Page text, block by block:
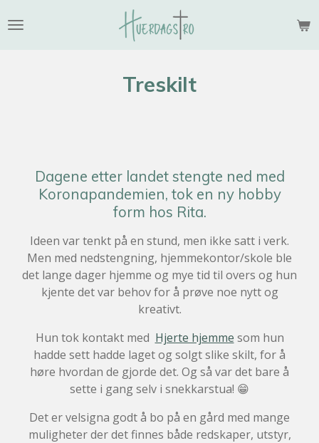
til
Treskilt
Dagene etter landet stengte ned med
Koronapandemien, tok en ny hobby
form hos Rita.
Ideen var tenkt på en stund, men ikke satt i verk.
Men med nedstengning, hjemmekontor/skole ble
det lange dager hjemme og mye tid til overs og hun
kjente det var behov for å prøve noe nytt og
kreativt.
Hun tok kontakt med Hjerte hjemme som hun
hadde sett hadde laget og solgt slike skilt, for å
høre hvordan de gjorde det. Og så var det bare å
sette i gang selv i snekkarstua! 😁
Det er velsigna godt å bo på en gård med mange
muligheter der det finnes både redskaper, utstyr,